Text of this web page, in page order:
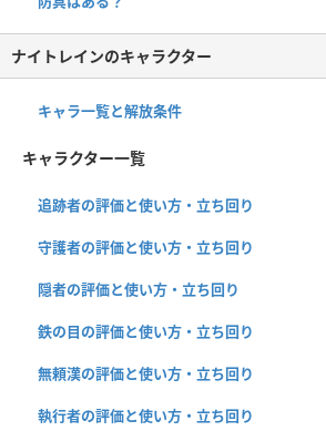
ナイトレインのキャラクター
キャラ一覧と解放条件
キャラクター一覧
追跡者の評価と使い方・立ち回り
守護者の評価と使い方・立ち回り
隠者の評価と使い方・立ち回り
鉄の目の評価と使い方・立ち回り
無頼漢の評価と使い方・立ち回り
執行者の評価と使い方・立ち回り